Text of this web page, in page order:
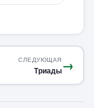
→
СЛЕДУЮЩАЯ
Триады